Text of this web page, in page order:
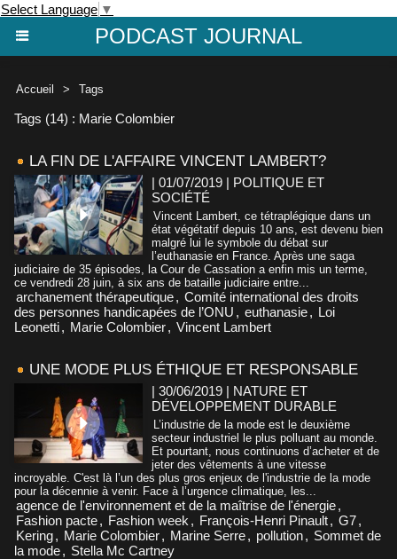
Select Language ▼
PODCAST JOURNAL
Accueil > Tags
Tags (14) : Marie Colombier
LA FIN DE L'AFFAIRE VINCENT LAMBERT?
| 01/07/2019 | POLITIQUE ET
SOCIÉTÉ
Vincent Lambert, ce tétraplégique dans un
état végétatif depuis 10 ans, est devenu bien
malgré lui le symbole du débat sur
l’euthanasie en France. Après une saga
judiciaire de 35 épisodes, la Cour de Cassation a enfin mis un terme,
ce vendredi 28 juin, à six ans de bataille judiciaire entre...
archanement thérapeutique, Comité international des droits
des personnes handicapées de l’ONU , euthanasie, Loi
Leonetti, Marie Colombier, Vincent Lambert
UNE MODE PLUS ÉTHIQUE ET RESPONSABLE
| 30/06/2019 | NATURE ET
DÉVELOPPEMENT DURABLE
L’industrie de la mode est le deuxième
secteur industriel le plus polluant au monde.
Et pourtant, nous continuons d’acheter et de
jeter des vêtements à une vitesse
incroyable. C'est là l’un des plus gros enjeux de l'industrie de la mode
pour la décennie à venir. Face à l’urgence climatique, les...
agence de l'environnement et de la maîtrise de l'énergie,
Fashion pacte, Fashion week , François-Henri Pinault, G7,
Kering, Marie Colombier, Marine Serre, pollution, Sommet de
la mode, Stella Mc Cartney